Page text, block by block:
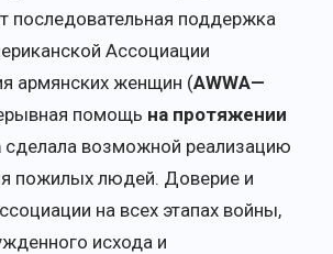
последовательная поддержка
Ассоциации
армянских женщин (AWWA—
помощь на протяжении
сделала возможной реализацию
пожилых людей. Доверие и
на всех этапах войны,
исхода и